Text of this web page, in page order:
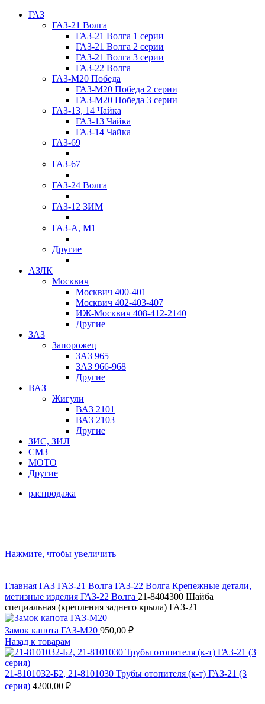
ГАЗ
ГАЗ-21 Волга
ГАЗ-21 Волга 1 серии
ГАЗ-21 Волга 2 серии
ГАЗ-21 Волга 3 серии
ГАЗ-22 Волга
ГАЗ-М20 Победа
ГАЗ-М20 Победа 2 серии
ГАЗ-М20 Победа 3 серии
ГАЗ-13, 14 Чайка
ГАЗ-13 Чайка
ГАЗ-14 Чайка
ГАЗ-69
ГАЗ-67
ГАЗ-24 Волга
ГАЗ-12 ЗИМ
ГАЗ-А, М1
Другие
АЗЛК
Москвич
Москвич 400-401
Москвич 402-403-407
ИЖ-Москвич 408-412-2140
Другие
ЗАЗ
Запорожец
ЗАЗ 965
ЗАЗ 966-968
Другие
ВАЗ
Жигули
ВАЗ 2101
ВАЗ 2103
Другие
ЗИС, ЗИЛ
СМЗ
МОТО
Другие
распродажа
Нажмите, чтобы увеличить
Главная ГАЗ ГАЗ-21 Волга ГАЗ-22 Волга Крепежные детали,
метизные изделия ГАЗ-22 Волга 21-8404300 Шайба
специальная (крепления заднего крыла) ГАЗ-21
Замок капота ГАЗ-М20 950,00 ₽
Назад к товарам
21-8101032-Б2, 21-8101030 Трубы отопителя (к-т) ГАЗ-21 (3
серия) 4200,00 ₽